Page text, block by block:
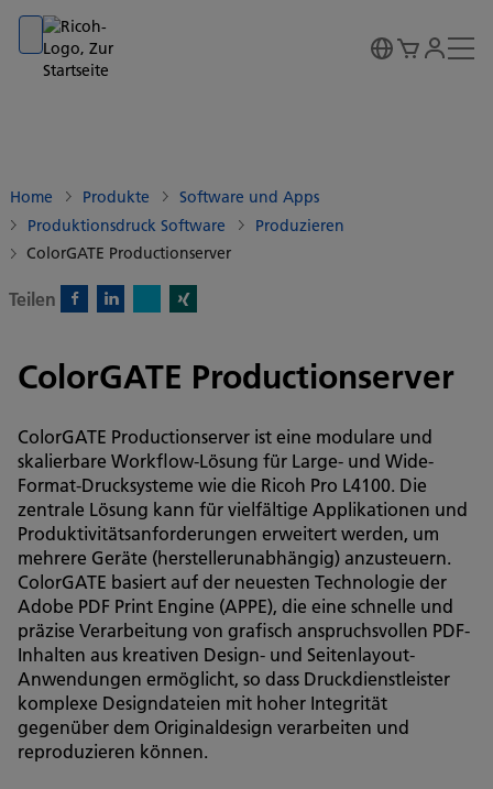
Go to banner
Go to content
Go to footer
Home Produkte
Software und Apps
Produktionsdruck Software
Produzieren
ColorGATE Productionserver
Teilen
ColorGATE Productionserver
ColorGATE Productionserver ist eine modulare und
skalierbare Workflow-Lösung für Large- und Wide-
Format-Drucksysteme wie die Ricoh Pro L4100. Die
zentrale Lösung kann für vielfältige Applikationen und
Produktivitätsanforderungen erweitert werden, um
mehrere Geräte (herstellerunabhängig) anzusteuern.
ColorGATE basiert auf der neuesten Technologie der
Adobe PDF Print Engine (APPE), die eine schnelle und
präzise Verarbeitung von grafisch anspruchsvollen PDF-
Inhalten aus kreativen Design- und Seitenlayout-
Anwendungen ermöglicht, so dass Druckdienstleister
komplexe Designdateien mit hoher Integrität
gegenüber dem Originaldesign verarbeiten und
reproduzieren können.